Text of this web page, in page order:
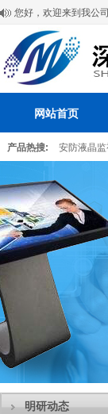
您好，欢迎来到我公
网站首页
产品热搜: 安防液晶监
明研动态